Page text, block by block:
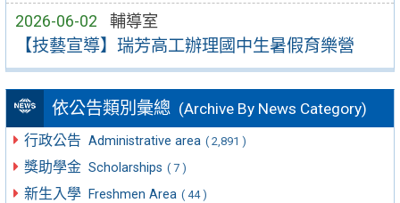
2026-06-02 輔導室
【技藝宣導】瑞芳高工辦理國中生暑假育樂營
依公告類別彙總 (Archive By News Category)
行政公告 Administrative area ( 2,891 )
獎助學金 Scholarships ( 7 )
新生入學 Freshmen Area ( 44 )